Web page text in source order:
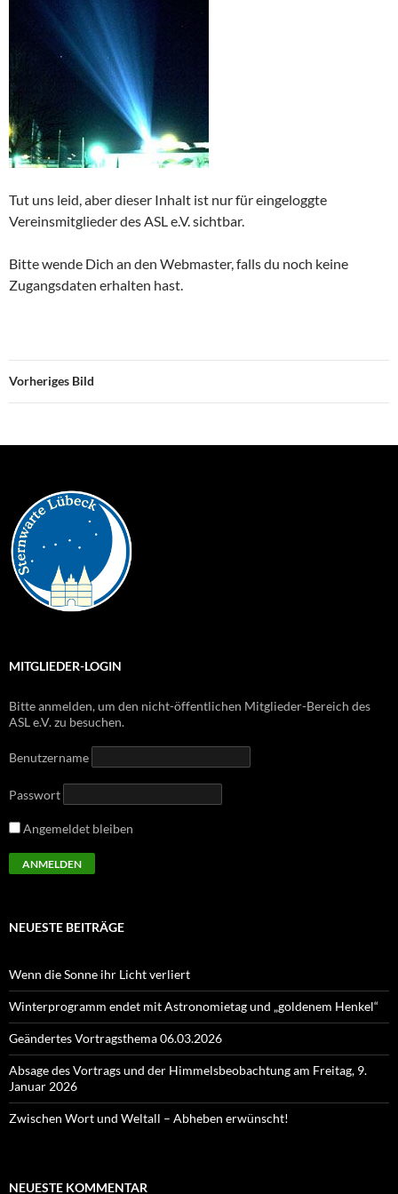
Tut uns leid, aber dieser Inhalt ist nur für eingeloggte
Vereinsmitglieder des ASL e.V. sichtbar.
Bitte wende Dich an den Webmaster, falls du noch keine
Zugangsdaten erhalten hast.
Vorheriges Bild
MITGLIEDER-LOGIN
Bitte anmelden, um den nicht-öffentlichen Mitglieder-Bereich des
ASL e.V. zu besuchen.
Benutzername
Passwort
Angemeldet bleiben
NEUESTE BEITRÄGE
Wenn die Sonne ihr Licht verliert
Winterprogramm endet mit Astronomietag und „goldenem Henkel“
Geändertes Vortragsthema 06.03.2026
Absage des Vortrags und der Himmelsbeobachtung am Freitag, 9.
Januar 2026
Zwischen Wort und Weltall – Abheben erwünscht!
NEUESTE KOMMENTAR